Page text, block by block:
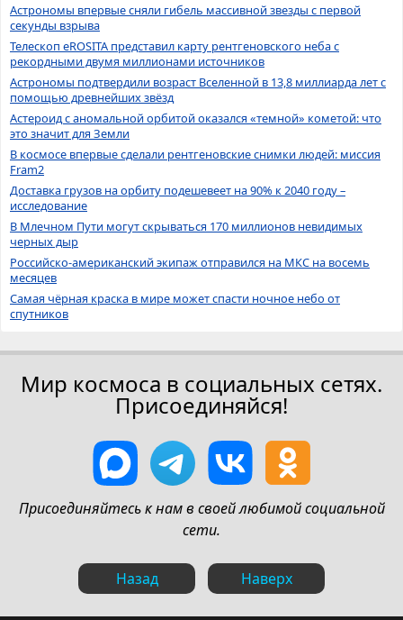
Астрономы впервые сняли гибель массивной звезды с первой
секунды взрыва
Телескоп eROSITA представил карту рентгеновского неба с
рекордными двумя миллионами источников
Астрономы подтвердили возраст Вселенной в 13,8 миллиарда лет с
помощью древнейших звёзд
Астероид с аномальной орбитой оказался «темной» кометой: что
это значит для Земли
В космосе впервые сделали рентгеновские снимки людей: миссия
Fram2
Доставка грузов на орбиту подешевеет на 90% к 2040 году –
исследование
В Млечном Пути могут скрываться 170 миллионов невидимых
черных дыр
Российско-американский экипаж отправился на МКС на восемь
месяцев
Самая чёрная краска в мире может спасти ночное небо от
спутников
Мир космоса в социальных сетях.
Присоединяйся!
Присоединяйтесь к нам в своей любимой социальной
сети.
Назад Наверх